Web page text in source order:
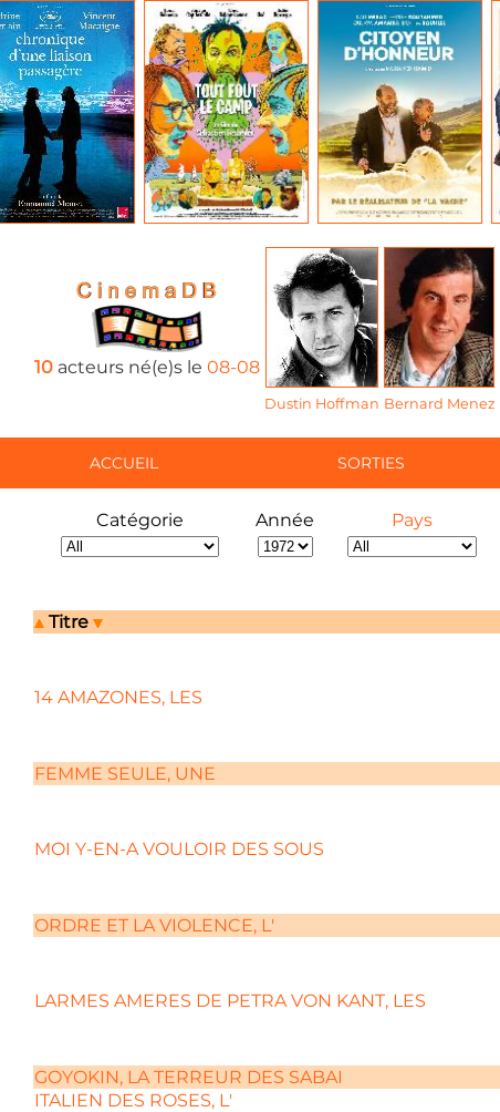
10acteurs né(e)s le 08-08
Dustin Hoffman Bernard Menez
ACCUEIL SORTIES
Catégorie Année Pays
Titre
14 AMAZONES, LES
FEMME SEULE, UNE
MOI Y-EN-A VOULOIR DES SOUS
ORDRE ET LA VIOLENCE, L'
LARMES AMERES DE PETRA VON KANT, LES
GOYOKIN, LA TERREUR DES SABAI
ITALIEN DES ROSES, L'